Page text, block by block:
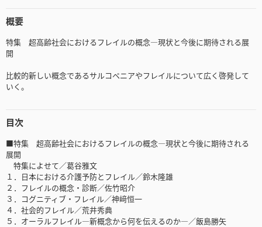
概要
特集 超高齢社会におけるフレイルの概念―現状と今後に期待される展
開
比較的新しい概念であるサルコペニアやフレイルについて広く啓発して
いく。
目次
■特集 超高齢社会におけるフレイルの概念―現状と今後に期待される
展開
特集によせて／葛谷雅文
１．日本における介護予防とフレイル／鈴木隆雄
２．フレイルの概念・診断／佐竹昭介
３．コグニティブ・フレイル／神﨑恒一
４．社会的フレイル／荒井秀典
５．オーラルフレイル―新概念から何を伝えるのか―／飯島勝矢